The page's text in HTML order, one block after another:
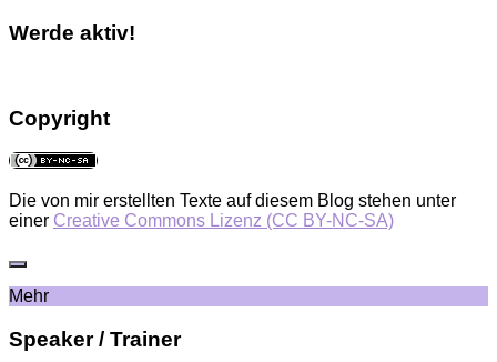
Werde aktiv!
Copyright
Die von mir erstellten Texte auf diesem Blog stehen unter
einer Creative Commons Lizenz (CC BY-NC-SA)
Mehr
Speaker / Trainer